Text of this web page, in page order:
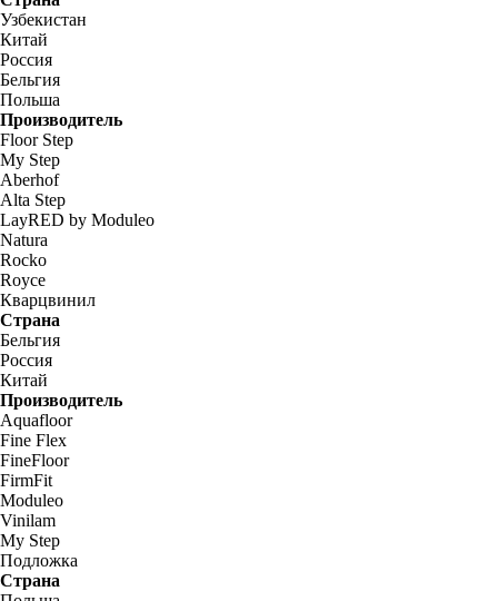
Узбекистан
Китай
Россия
Бельгия
Польша
Производитель
Floor Step
My Step
Aberhof
Alta Step
LayRED by Moduleo
Natura
Rocko
Royce
Кварцвинил
Страна
Бельгия
Россия
Китай
Производитель
Aquafloor
Fine Flex
FineFloor
FirmFit
Moduleo
Vinilam
My Step
Подложка
Страна